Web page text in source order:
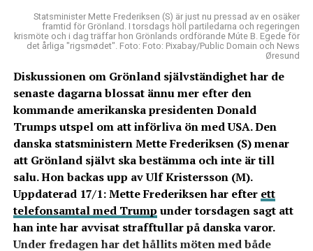
Statsminister Mette Frederiksen (S) är just nu pressad av en osäker
framtid för Grönland. I torsdags höll partiledarna och regeringen
krismöte och i dag träffar hon Grönlands ordförande Múte B. Egede för
det årliga "rigsmødet". Foto: Foto: Pixabay/Public Domain och News
Øresund
Diskussionen om Grönland självständighet har de
senaste dagarna blossat ännu mer efter den
kommande amerikanska presidenten Donald
Trumps utspel om att införliva ön med USA. Den
danska statsministern Mette Frederiksen (S) menar
att Grönland självt ska bestämma och inte är till
salu. Hon backas upp av Ulf Kristersson (M).
Uppdaterad 17/1: Mette Frederiksen har efter ett
telefonsamtal med Trump under torsdagen sagt att
han inte har avvisat strafftullar på danska varor.
Under fredagen har det hållits möten med både